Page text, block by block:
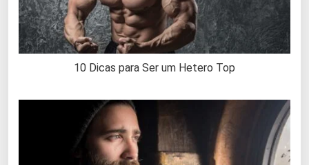
10 Dicas para Ser um Hetero Top